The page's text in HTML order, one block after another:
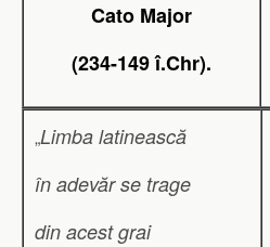
Cato Major
(234-149 î.Chr).
„Limba latinească
în adevăr se trage
din acest grai